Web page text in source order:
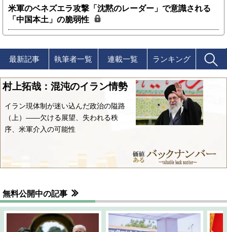
米軍のベネズエラ攻撃「沈黙のレーダー」で意識される
「中国本土」の脆弱性
最新記事 執筆者一覧 連載一覧 ランキング
村上拓哉：混沌のイラン情勢
イラン現体制が迷い込んだ政治の隘路
（上）――欠ける展望、失われる秩
序、米軍介入の可能性
無料公開中の記事